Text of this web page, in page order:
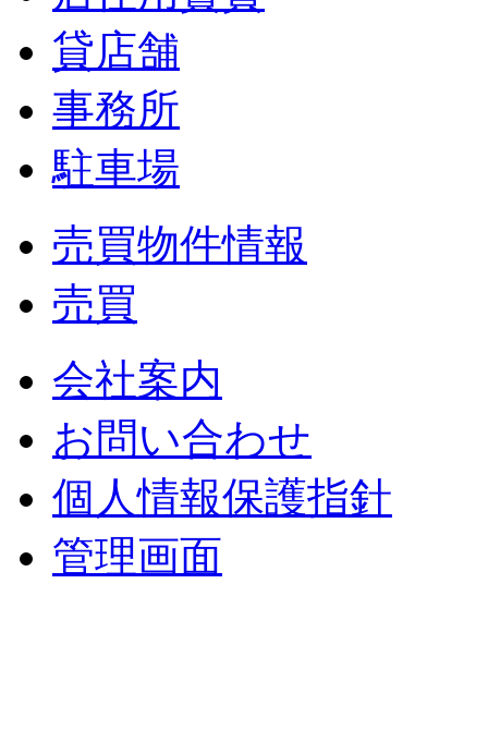
貸店舗
事務所
駐車場
売買物件情報
売買
会社案内
お問い合わせ
個人情報保護指針
管理画面